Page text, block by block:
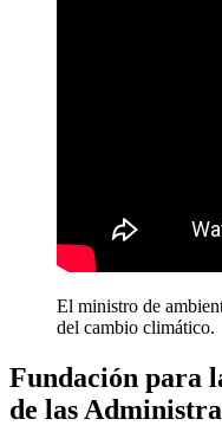
El ministro de
del cambio climático.
Fundación para
de las